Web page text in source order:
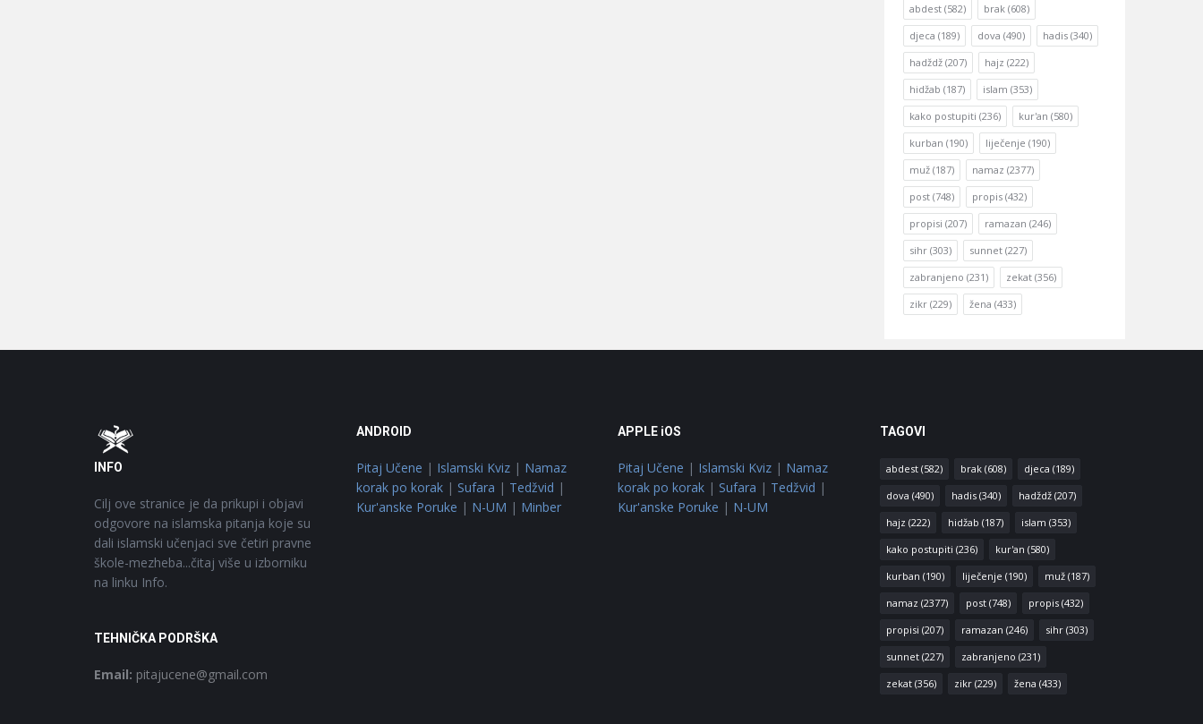
abdest (582) brak (608)
djeca (189) dova (490) hadis (340)
hadždž (207) hajz (222)
hidžab (187) islam (353)
kako postupiti (236) kur'an (580)
kurban (190) liječenje (190)
muž (187) namaz (2377)
post (748) propis (432)
propisi (207) ramazan (246)
sihr (303) sunnet (227)
zabranjeno (231) zekat (356)
zikr (229) žena (433)
Footer
INFO
Cilj ove stranice je da prikupi i objavi
odgovore na islamska pitanja koje su
dali islamski učenjaci sve četiri pravne
škole-mezheba...čitaj više u izborniku
na linku Info.
TEHNIČKA PODRŠKA
Email: pitajucene@gmail.com
ANDROID
Pitaj Učene | Islamski Kviz| Namaz
korak po korak| Sufara | Tedžvid |
Kur'anske Poruke | N-UM | Minber
APPLE iOS
Pitaj Učene | Islamski Kviz | Namaz
korak po korak | Sufara | Tedžvid |
Kur'anske Poruke | N-UM
TAGOVI
abdest(582) brak(608) djeca (189)
dova (490) hadis(340) hadždž(207)
hajz (222) hidžab (187) islam (353)
kako postupiti (236) kur'an (580)
kurban (190) liječenje (190) muž(187)
namaz (2377) post(748) propis(432)
propisi (207) ramazan (246) sihr(303)
sunnet(227) zabranjeno (231)
zekat(356) zikr(229) žena (433)